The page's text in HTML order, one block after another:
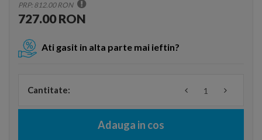
PRP: 812.00 RON
727.00 RON
Ati gasit in alta parte mai ieftin?
Cantitate:
Adauga in cos